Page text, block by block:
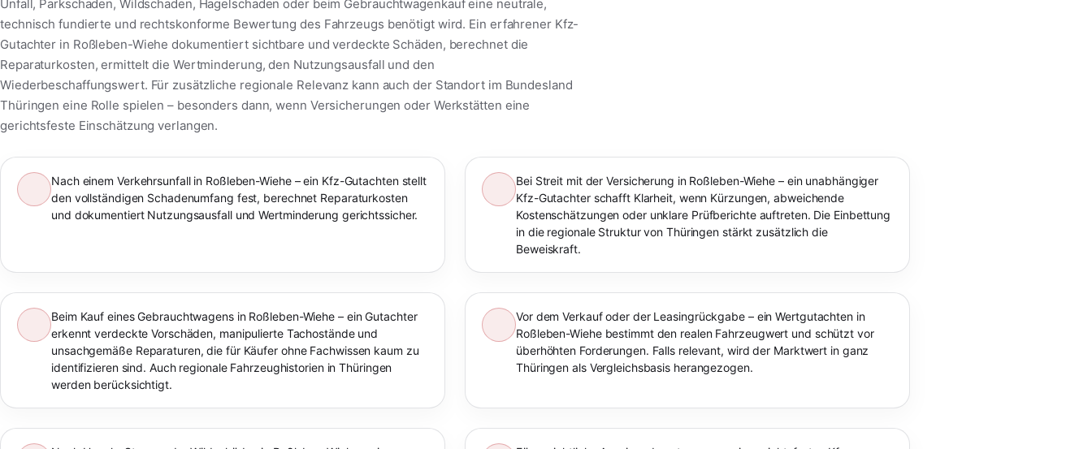
Unfall, Parkschaden, Wildschaden, Hagelschaden oder beim Gebrauchtwagenkauf eine neutrale,
technisch fundierte und rechtskonforme Bewertung des Fahrzeugs benötigt wird. Ein erfahrener Kfz-
Gutachter in Roßleben-Wiehe dokumentiert sichtbare und verdeckte Schäden, berechnet die
Reparaturkosten, ermittelt die Wertminderung, den Nutzungsausfall und den
Wiederbeschaffungswert. Für zusätzliche regionale Relevanz kann auch der Standort im Bundesland
Thüringen eine Rolle spielen – besonders dann, wenn Versicherungen oder Werkstätten eine
gerichtsfeste Einschätzung verlangen.
Nach einem Verkehrsunfall in Roßleben-Wiehe – ein Kfz-Gutachten stellt
den vollständigen Schadenumfang fest, berechnet Reparaturkosten
und dokumentiert Nutzungsausfall und Wertminderung gerichtssicher.
Bei Streit mit der Versicherung in Roßleben-Wiehe – ein unabhängiger
Kfz-Gutachter schafft Klarheit, wenn Kürzungen, abweichende
Kostenschätzungen oder unklare Prüfberichte auftreten. Die Einbettung
in die regionale Struktur von Thüringen stärkt zusätzlich die
Beweiskraft.
Beim Kauf eines Gebrauchtwagens in Roßleben-Wiehe – ein Gutachter
erkennt verdeckte Vorschäden, manipulierte Tachostände und
unsachgemäße Reparaturen, die für Käufer ohne Fachwissen kaum zu
identifizieren sind. Auch regionale Fahrzeughistorien in Thüringen
werden berücksichtigt.
Vor dem Verkauf oder der Leasingrückgabe – ein Wertgutachten in
Roßleben-Wiehe bestimmt den realen Fahrzeugwert und schützt vor
überhöhten Forderungen. Falls relevant, wird der Marktwert in ganz
Thüringen als Vergleichsbasis herangezogen.